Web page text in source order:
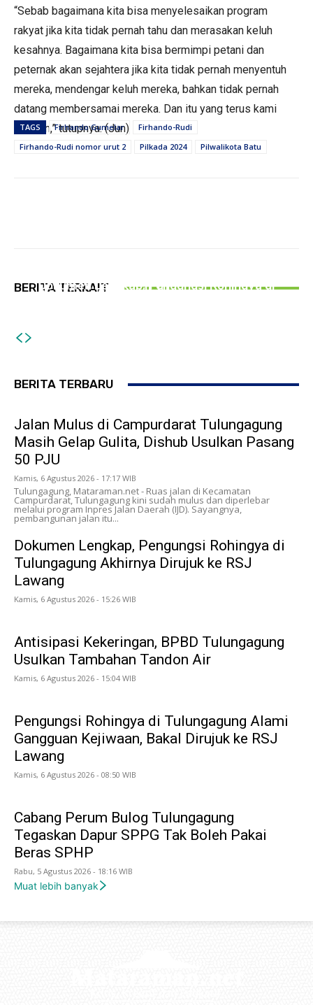
“Sebab bagaimana kita bisa menyelesaikan program
rakyat jika kita tidak pernah tahu dan merasakan keluh
kesahnya. Bagaimana kita bisa bermimpi petani dan
peternak akan sejahtera jika kita tidak pernah menyentuh
mereka, mendengar keluh mereka, bahkan tidak pernah
datang membersamai mereka. Dan itu yang terus kami
lakukan,” tutupnya. (Jun)
TAGS Firhando Gumelar
Firhando-Rudi
Firhando-Rudi nomor urut 2
Pilkada 2024 Pilwalikota Batu
BERITA TERKAIT
PJU
Dokumen Lengkap, Pengungsi Rohingya di
Antisipasi Kekeringan, BPBD Tulungagung
BERITA TERBARU
Jalan Mulus di Campurdarat Tulungagung
Masih Gelap Gulita, Dishub Usulkan Pasang
50 PJU
Kamis, 6 Agustus 2026 - 17:17 WIB
Tulungagung, Mataraman.net - Ruas jalan di Kecamatan
Campurdarat, Tulungagung kini sudah mulus dan diperlebar
melalui program Inpres Jalan Daerah (IJD). Sayangnya,
pembangunan jalan itu...
Dokumen Lengkap, Pengungsi Rohingya di
Tulungagung Akhirnya Dirujuk ke RSJ
Lawang
Kamis, 6 Agustus 2026 - 15:26 WIB
Antisipasi Kekeringan, BPBD Tulungagung
Usulkan Tambahan Tandon Air
Kamis, 6 Agustus 2026 - 15:04 WIB
Pengungsi Rohingya di Tulungagung Alami
Gangguan Kejiwaan, Bakal Dirujuk ke RSJ
Lawang
Kamis, 6 Agustus 2026 - 08:50 WIB
Cabang Perum Bulog Tulungagung
Tegaskan Dapur SPPG Tak Boleh Pakai
Beras SPHP
Rabu, 5 Agustus 2026 - 18:16 WIB
Muat lebih banyak